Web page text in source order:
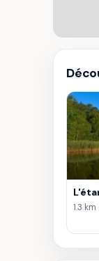
1.3 km